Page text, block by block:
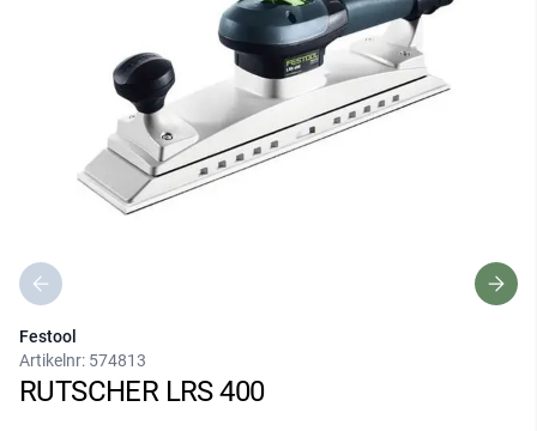
Festool
Artikelnr: 574813
RUTSCHER LRS 400